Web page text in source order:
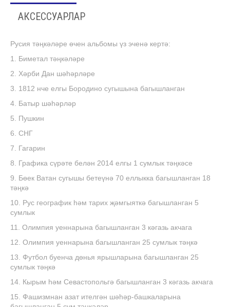
АКСЕССУАРЛАР
Русия тәңкәләре өчен альбомы үз эченә кертә:
1. Биметал тәңкәләре
2. Хәрби Дан шәһәрләре
3. 1812 нче елгы Бородино сугышына багышланган
4. Батыр шәһәрләр
5. Пушкин
6. СНГ
7. Гагарин
8. Графика сүрәте белән 2014 елгы 1 сумлык тәңкәсе
9. Бөек Ватан сугышы бетеүнә 70 еллыкка багышланган 18
тәңкә
10. Рус географик һәм тарих җәмгыяткә багышланган 5
сумлык
11. Олимпия уеннарына багышланган 3 кәгазь акчага
12. Олимпия уеннарына багышланган 25 сумлык тәңкә
13. Футбол буенча дөнья ярышларына багышланган 25
сумлык тәңкә
14. Кырым һәм Севастопольгә багышланган 3 кәгазь акчага
15. Фашизмнан азат ителгән шәһәр-башкаларына